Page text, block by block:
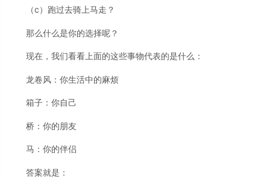
（c）跑过去骑上马走？
那么什么是你的选择呢？
现在，我们看看上面的这些事物代表的是什么：
龙卷风：你生活中的麻烦
箱子：你自己
桥：你的朋友
马：你的伴侣
答案就是：